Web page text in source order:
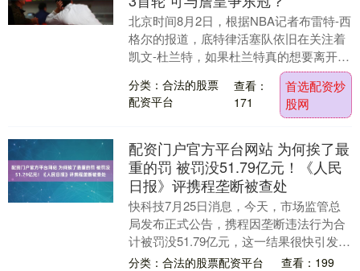
北京时间8月2日，根据NBA记者布雷特-西
格尔的报道，底特律活塞队依旧在关注着
凯文-杜兰特，如果杜兰特真的想要离开休
斯顿，活塞很有可能是杜兰特首选下家，
因为KD....
分类：合法的股票
配资平台
查看：
171
首选配资炒
股网
配资门户官方平台网站 为何挨了最
重的罚 被罚没51.79亿元！《人民
日报》评携程垄断被查处
快科技7月25日消息，今天，市场监管总
局发布正式公告，携程因垄断违法行为合
计被罚没51.79亿元，这一结果很快引发全
行业和全网消费者的广泛热议。 市场监管
分类：合法的股票配资平台 查看：199